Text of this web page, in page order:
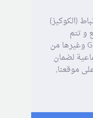
(الكوكيز)
و تتم
مشاركة بعض المعلومات مع Google وغيرها من
لضمان
موقعنا,